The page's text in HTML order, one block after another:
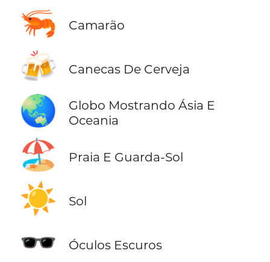
🦐 Camarão
🍻 Canecas De Cerveja
🌏
Globo Mostrando Ásia E
Oceania
🏖️ Praia E Guarda-Sol
☀️ Sol
🕶️ Óculos Escuros